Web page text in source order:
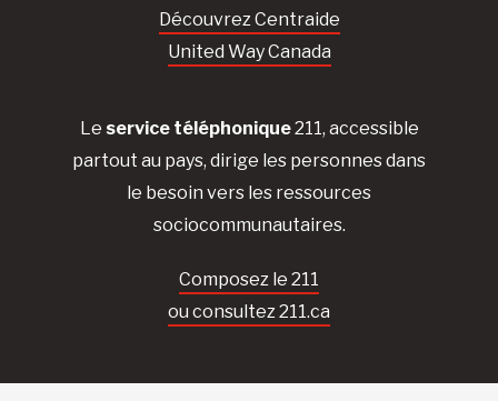
Découvrez Centraide
United Way Canada
Le service téléphonique211, accessible
partout au pays, dirige les personnes dans
le besoin vers les ressources
sociocommunautaires.
Composez le 211
ou consultez 211.ca